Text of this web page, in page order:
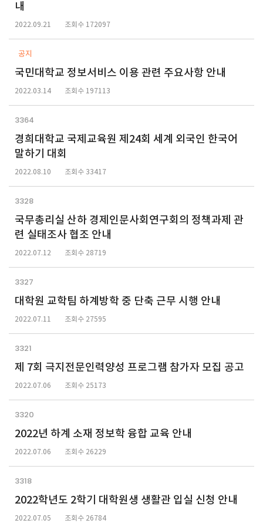
내
2022.09.21 조회수 172097
공지
국민대학교 정보서비스 이용 관련 주요사항 안내
2022.03.14 조회수 197113
3364
경희대학교 국제교육원 제24회 세계 외국인 한국어
말하기 대회
2022.08.10 조회수 33417
3328
국무총리실 산하 경제인문사회연구회의 정책과제 관
련 실태조사 협조 안내
2022.07.12 조회수 28719
3327
대학원 교학팀 하계방학 중 단축 근무 시행 안내
2022.07.11 조회수 27595
3321
제 7회 극지전문인력양성 프로그램 참가자 모집 공고
2022.07.06 조회수 25173
3320
2022년 하계 소재 정보학 융합 교육 안내
2022.07.06 조회수 26229
3318
2022학년도 2학기 대학원생 생활관 입실 신청 안내
2022.07.05 조회수 26784